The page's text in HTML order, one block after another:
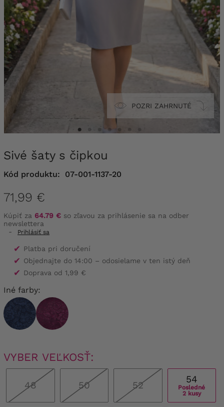
POZRI ZAHRNUTÉ
Sivé šaty s čipkou
Kód produktu: 07-001-1137-20
71,99 €
Kúpiť za 64.79 € so zľavou za prihlásenie sa na odber
newslettera
-
Prihlásiť sa
✔ Platba pri doručení
✔ Objednajte do 14:00 – odosielame v ten istý deň
✔ Doprava od 1,99 €
Iné farby:
VYBER VEĽKOSŤ:
48 50 52
54
Posledné
2 kusy